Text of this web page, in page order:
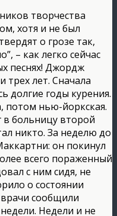
творчества
хотя и не был
о грозе так,
– как легко сейчас
песнях! Джордж
трех лет. Сначала
долгие годы курения.
потом нью-йоркская.
в больницу второй
никто. За неделю до
он покинул
всего пораженный
с ним сидя, не
о состоянии
сообщили
Недели и не